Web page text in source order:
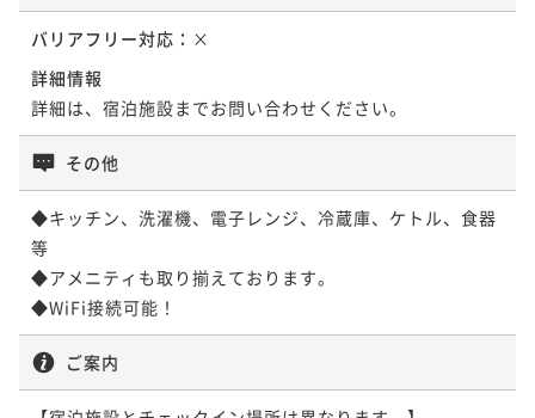
バリアフリー対応： ×
詳細情報
詳細は、宿泊施設までお問い合わせください。
その他
◆キッチン、洗濯機、電子レンジ、冷蔵庫、ケトル、食器
等
◆アメニティも取り揃えております。
ご案内